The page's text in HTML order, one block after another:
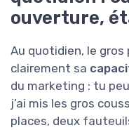
ouverture,
Au quotidien, le
clairement sa
du marketing : tu
j’ai mis les gros
places, deux